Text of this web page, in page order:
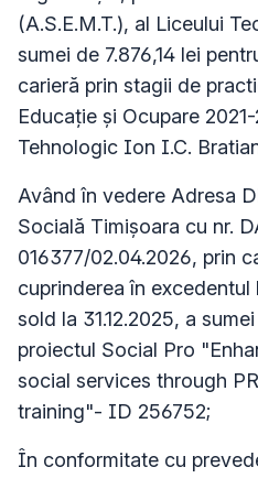
(A.S.E.M.T.), al Liceului
sumei de 7.876,14 lei
carieră prin stagii de
Educație și Ocupare
Tehnologic Ion I.C.
Având în vedere Adresa
Socială Timișoara cu nr.
016377/02.04.2026, prin
cuprinderea în
sold la 31.12.2025, a
proiectul Social Pro
social services through
training"- ID 256752;
În conformitate cu